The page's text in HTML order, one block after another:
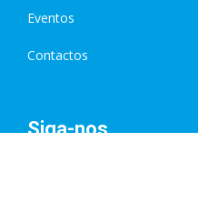
Eventos
Contactos
Siga-nos